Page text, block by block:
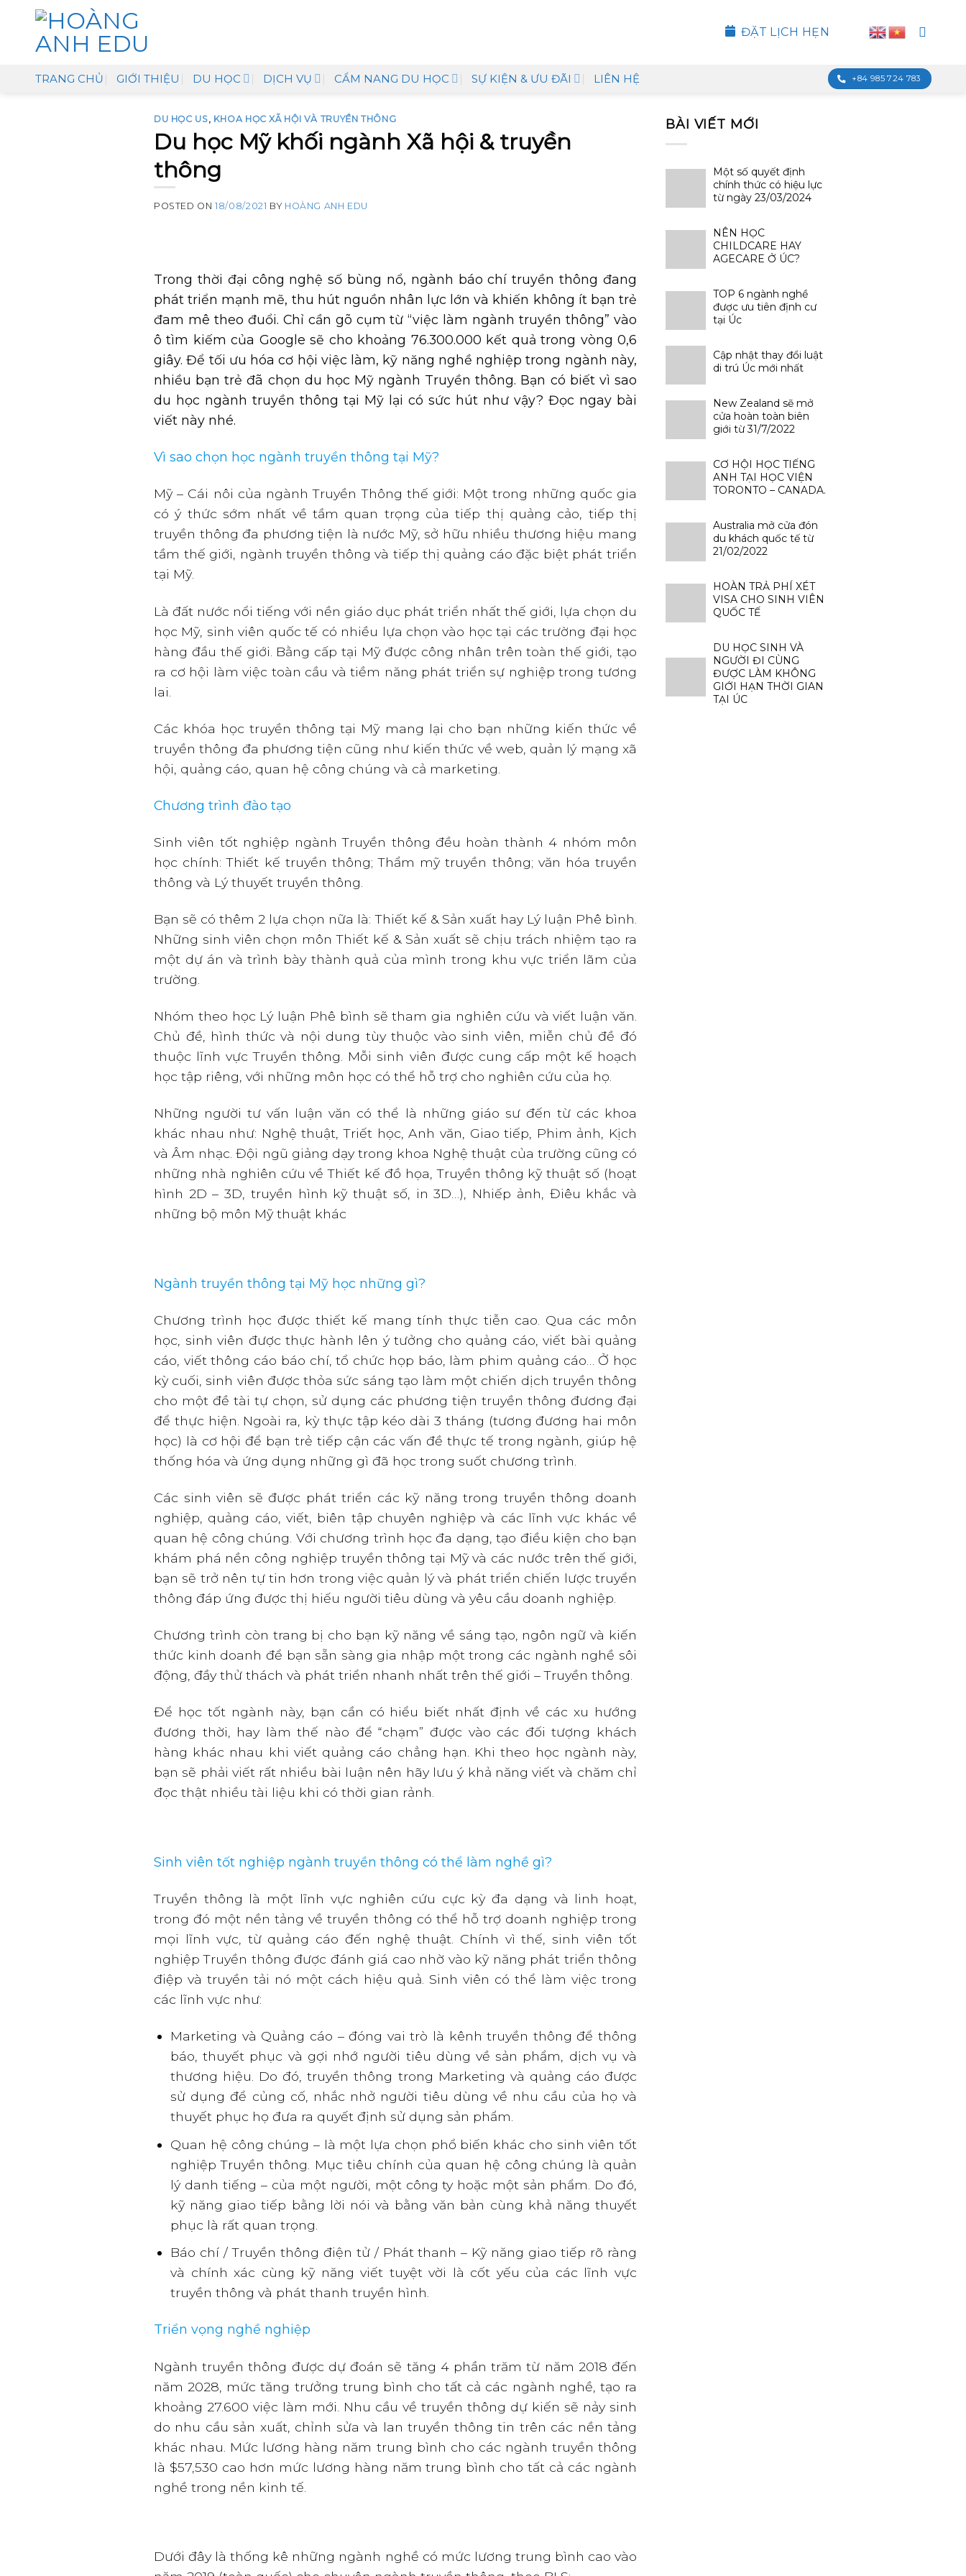
content
ĐẶT LỊCH HẸN
TRANG CHỦ GIỚI THIỆU DU HỌC DỊCH VỤ CẨM NANG DU HỌC SỰ KIỆN & ƯU ĐÃI LIÊN HỆ +84 985 724 783
DU HỌC US, KHOA HỌC XÃ HỘI VÀ TRUYỀN THÔNG
Du học Mỹ khối ngành Xã hội & truyền
thông
POSTED ON18/08/2021 BY HOÀNG ANH EDU
Trong thời đại công nghệ số bùng nổ, ngành báo chí truyền thông đang
phát triển mạnh mẽ, thu hút nguồn nhân lực lớn và khiến không ít bạn trẻ
đam mê theo đuổi. Chỉ cần gõ cụm từ “việc làm ngành truyền thông” vào
ô tìm kiếm của Google sẽ cho khoảng 76.300.000 kết quả trong vòng 0,6
giây. Để tối ưu hóa cơ hội việc làm, kỹ năng nghề nghiệp trong ngành này,
nhiều bạn trẻ đã chọn du học Mỹ ngành Truyền thông. Bạn có biết vì sao
du học ngành truyền thông tại Mỹ lại có sức hút như vậy? Đọc ngay bài
viết này nhé.
Vì sao chọn học ngành truyền thông tại Mỹ?
Mỹ – Cái nôi của ngành Truyền Thông thế giới: Một trong những quốc gia
có ý thức sớm nhất về tầm quan trọng của tiếp thị quảng cảo, tiếp thị
truyền thông đa phương tiện là nước Mỹ, sở hữu nhiều thương hiệu mang
tầm thế giới, ngành truyền thông và tiếp thị quảng cáo đặc biệt phát triển
tại Mỹ.
Là đất nước nổi tiếng với nền giáo dục phát triển nhất thế giới, lựa chọn du
học Mỹ, sinh viên quốc tế có nhiều lựa chọn vào học tại các trường đại học
hàng đầu thế giới. Bằng cấp tại Mỹ được công nhân trên toàn thế giới, tạo
ra cơ hội làm việc toàn cầu và tiềm năng phát triển sự nghiệp trong tương
lai.
Các khóa học truyền thông tại Mỹ mang lại cho bạn những kiến thức về
truyền thông đa phương tiện cũng như kiến thức về web, quản lý mạng xã
hội, quảng cáo, quan hệ công chúng và cả marketing.
Chương trình đào tạo
Sinh viên tốt nghiệp ngành Truyền thông đều hoàn thành 4 nhóm môn
học chính: Thiết kế truyền thông; Thẩm mỹ truyền thông; văn hóa truyền
thông và Lý thuyết truyền thông.
Bạn sẽ có thêm 2 lựa chọn nữa là: Thiết kế & Sản xuất hay Lý luận Phê bình.
Những sinh viên chọn môn Thiết kế & Sản xuất sẽ chịu trách nhiệm tạo ra
một dự án và trình bày thành quả của mình trong khu vực triển lãm của
trường.
Nhóm theo học Lý luận Phê bình sẽ tham gia nghiên cứu và viết luận văn.
Chủ đề, hình thức và nội dung tùy thuộc vào sinh viên, miễn chủ đề đó
thuộc lĩnh vực Truyền thông. Mỗi sinh viên được cung cấp một kế hoạch
học tập riêng, với những môn học có thể hỗ trợ cho nghiên cứu của họ.
Những người tư vấn luận văn có thể là những giáo sư đến từ các khoa
khác nhau như: Nghệ thuật, Triết học, Anh văn, Giao tiếp, Phim ảnh, Kịch
và Âm nhạc. Đội ngũ giảng dạy trong khoa Nghệ thuật của trường cũng có
những nhà nghiên cứu về Thiết kế đồ họa, Truyền thông kỹ thuật số (hoạt
hình 2D – 3D, truyền hình kỹ thuật số, in 3D…), Nhiếp ảnh, Điêu khắc và
những bộ môn Mỹ thuật khác
Ngành truyền thông tại Mỹ học những gì?
Chương trình học được thiết kế mang tính thực tiễn cao. Qua các môn
học, sinh viên được thực hành lên ý tưởng cho quảng cáo, viết bài quảng
cáo, viết thông cáo báo chí, tổ chức họp báo, làm phim quảng cáo… Ở học
kỳ cuối, sinh viên được thỏa sức sáng tạo làm một chiến dịch truyền thông
cho một đề tài tự chọn, sử dụng các phương tiện truyền thông đương đại
để thực hiện. Ngoài ra, kỳ thực tập kéo dài 3 tháng (tương đương hai môn
học) là cơ hội để bạn trẻ tiếp cận các vấn đề thực tế trong ngành, giúp hệ
thống hóa và ứng dụng những gì đã học trong suốt chương trình.
Các sinh viên sẽ được phát triển các kỹ năng trong truyền thông doanh
nghiệp, quảng cáo, viết, biên tập chuyên nghiệp và các lĩnh vực khác về
quan hệ công chúng. Với chương trình học đa dạng, tạo điều kiện cho bạn
khám phá nền công nghiệp truyền thông tại Mỹ và các nước trên thế giới,
bạn sẽ trở nên tự tin hơn trong việc quản lý và phát triển chiến lược truyển
thông đáp ứng được thị hiếu người tiêu dùng và yêu cầu doanh nghiệp.
Chương trình còn trang bị cho bạn kỹ năng về sáng tạo, ngôn ngữ và kiến
thức kinh doanh để bạn sẵn sàng gia nhập một trong các ngành nghề sôi
động, đầy thử thách và phát triển nhanh nhất trên thế giới – Truyền thông.
Để học tốt ngành này, bạn cần có hiểu biết nhất định về các xu hướng
đương thời, hay làm thế nào để “chạm” được vào các đối tượng khách
hàng khác nhau khi viết quảng cáo chẳng hạn. Khi theo học ngành này,
bạn sẽ phải viết rất nhiều bài luận nên hãy lưu ý khả năng viết và chăm chỉ
đọc thật nhiều tài liệu khi có thời gian rảnh.
Sinh viên tốt nghiệp ngành truyền thông có thể làm nghề gì?
Truyền thông là một lĩnh vực nghiên cứu cực kỳ đa dạng và linh hoạt,
trong đó một nền tảng về truyền thông có thể hỗ trợ doanh nghiệp trong
mọi lĩnh vực, từ quảng cáo đến nghệ thuật. Chính vì thế, sinh viên tốt
nghiệp Truyền thông được đánh giá cao nhờ vào kỹ năng phát triển thông
điệp và truyền tải nó một cách hiệu quả. Sinh viên có thể làm việc trong
các lĩnh vực như:
Marketing và Quảng cáo – đóng vai trò là kênh truyền thông để thông
báo, thuyết phục và gợi nhớ người tiêu dùng về sản phẩm, dịch vụ và
thương hiệu. Do đó, truyền thông trong Marketing và quảng cáo được
sử dụng để củng cố, nhắc nhở người tiêu dùng về nhu cầu của họ và
thuyết phục họ đưa ra quyết định sử dụng sản phẩm.
Quan hệ công chúng – là một lựa chọn phổ biến khác cho sinh viên tốt
nghiệp Truyền thông. Mục tiêu chính của quan hệ công chúng là quản
lý danh tiếng – của một người, một công ty hoặc một sản phẩm. Do đó,
kỹ năng giao tiếp bằng lời nói và bằng văn bản cùng khả năng thuyết
phục là rất quan trọng.
Báo chí / Truyền thông điện tử / Phát thanh – Kỹ năng giao tiếp rõ ràng
và chính xác cùng kỹ năng viết tuyệt vời là cốt yếu của các lĩnh vực
truyền thông và phát thanh truyền hình.
Triển vọng nghề nghiệp
Ngành truyền thông được dự đoán sẽ tăng 4 phần trăm từ năm 2018 đến
năm 2028, mức tăng trưởng trung bình cho tất cả các ngành nghề, tạo ra
khoảng 27.600 việc làm mới. Nhu cầu về truyền thông dự kiến sẽ nảy sinh
do nhu cầu sản xuất, chỉnh sửa và lan truyền thông tin trên các nền tảng
khác nhau. Mức lương hàng năm trung bình cho các ngành truyền thông
là $57,530 cao hơn mức lương hàng năm trung bình cho tất cả các ngành
nghề trong nền kinh tế.
Dưới đây là thống kê những ngành nghề có mức lương trung bình cao vào
BÀI VIẾT MỚI
Một số quyết định
chính thức có hiệu lực
từ ngày 23/03/2024
NÊN HỌC
CHILDCARE HAY
AGECARE Ở ÚC?
TOP 6 ngành nghề
được ưu tiên định cư
tại Úc
Cập nhật thay đổi luật
di trú Úc mới nhất
New Zealand sẽ mở
cửa hoàn toàn biên
giới từ 31/7/2022
CƠ HỘI HỌC TIẾNG
ANH TẠI HỌC VIỆN
TORONTO – CANADA.
Australia mở cửa đón
du khách quốc tế từ
21/02/2022
HOÀN TRẢ PHÍ XÉT
VISA CHO SINH VIÊN
QUỐC TẾ
DU HỌC SINH VÀ
NGƯỜI ĐI CÙNG
ĐƯỢC LÀM KHÔNG
GIỚI HẠN THỜI GIAN
TẠI ÚC